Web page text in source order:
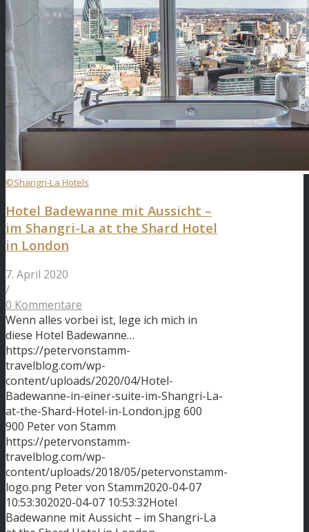
©Shangri-La Hotels
Hotel Badewanne mit Aussicht –
im Shangri-La at the Shard Hotel
in London
7. April 2020
/
0 Kommentare
Wenn alles vorbei ist, lege ich mich in
diese Hotel Badewanne…
https://petervonstamm-
travelblog.com/wp-
content/uploads/2020/04/Hotel-
Badewanne-in-einer-suite-im-Shangri-La-
at-the-Shard-Hotel-in-London.jpg600
900 Peter von Stamm
https://petervonstamm-
travelblog.com/wp-
content/uploads/2018/05/petervonstamm-
logo.png Peter von Stamm2020-04-07
10:53:302020-04-07 10:53:32Hotel
Badewanne mit Aussicht – im Shangri-La